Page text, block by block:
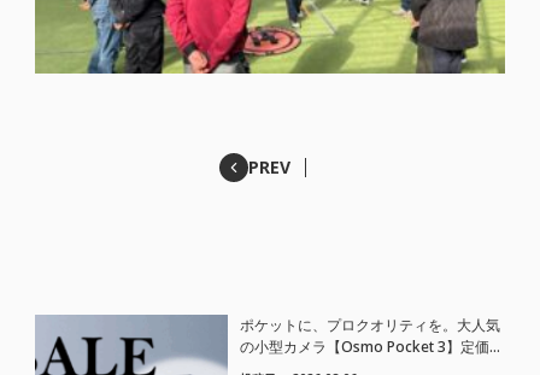
PREV
ポケットに、プロクオリティを。大人気
の小型カメラ【Osmo Pocket 3】定価が
さらにお値下げされました！